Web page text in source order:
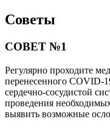
Советы
СОВЕТ №1
Регулярно проходите
перенесенного COVID-
сердечно-сосудистой
проведения
выявить возможные